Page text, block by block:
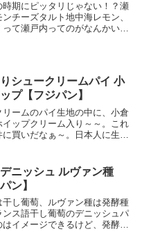
時期にピッタリじゃない！？瀬
ンチーズタルト地中海レモン、
って瀬戸内ってのがなんかい
シュークリームパイ 小
プ【フジパン】
リームのパイ生地の中に、小倉
イップクリーム入り～～。これ
買いだなぁ～。日本人に生ま
ーキっぽいですが、私的には和
デザート♪もちの...
ニッシュ ルヴァン種
ン】
干し葡萄、ルヴァン種は発酵種
ンス語干し葡萄のデニッシュパ
はイメージできるけど、発酵種